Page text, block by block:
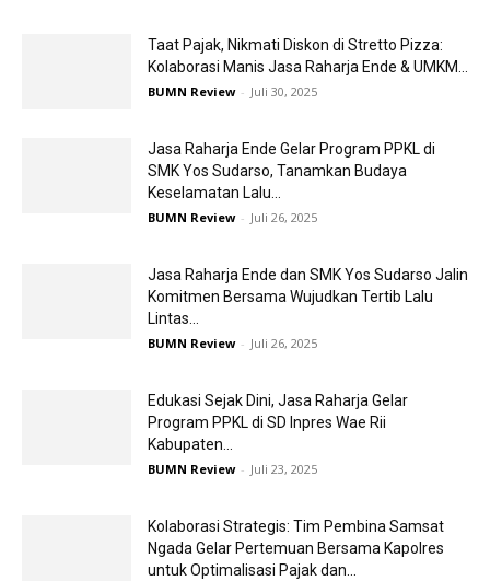
Taat Pajak, Nikmati Diskon di Stretto Pizza:
Kolaborasi Manis Jasa Raharja Ende & UMKM...
BUMN Review - Juli 30, 2025
Jasa Raharja Ende Gelar Program PPKL di
SMK Yos Sudarso, Tanamkan Budaya
Keselamatan Lalu...
BUMN Review - Juli 26, 2025
Jasa Raharja Ende dan SMK Yos Sudarso Jalin
Komitmen Bersama Wujudkan Tertib Lalu
Lintas...
BUMN Review - Juli 26, 2025
Edukasi Sejak Dini, Jasa Raharja Gelar
Program PPKL di SD Inpres Wae Rii
Kabupaten...
BUMN Review - Juli 23, 2025
Kolaborasi Strategis: Tim Pembina Samsat
Ngada Gelar Pertemuan Bersama Kapolres
untuk Optimalisasi Pajak dan...